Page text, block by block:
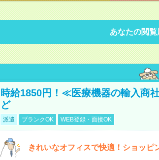
あなたの閲
時給1850円！≪医療機器の輸入商
ど
派遣 ブランクOK WEB登録・面接OK
きれいなオフィスで快適！ショッピ